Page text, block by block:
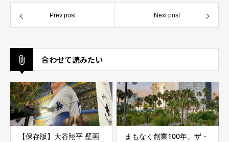
Prev post Next post
合わせて読みたい
【保存版】大谷翔平 壁画
まもなく創業100年。ザ・